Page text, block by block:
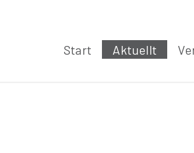
Start Aktuellt